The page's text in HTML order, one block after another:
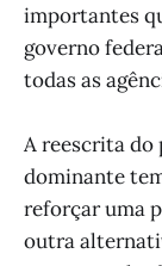
importantes
governo
todas as
A reescrita do
dominante
reforçar uma
outra